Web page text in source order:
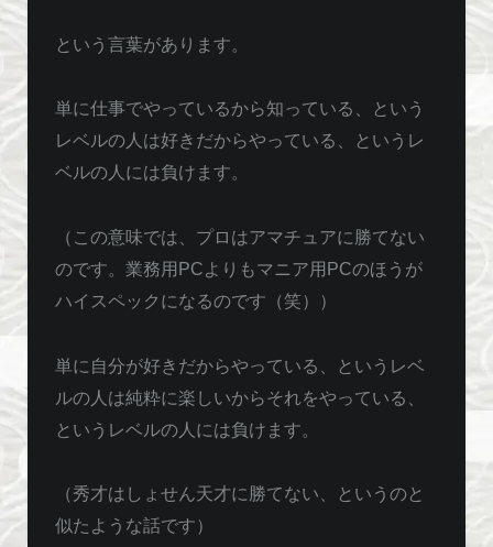
という言葉があります。
単に仕事でやっているから知っている、という
レベルの人は好きだからやっている、というレ
ベルの人には負けます。
（この意味では、プロはアマチュアに勝てない
のです。業務用PCよりもマニア用PCのほうが
ハイスペックになるのです（笑））
単に自分が好きだからやっている、というレベ
ルの人は純粋に楽しいからそれをやっている、
というレベルの人には負けます。
（秀才はしょせん天才に勝てない、というのと
似たような話です）